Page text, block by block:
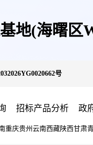
地(海曙区
号
招标产品分析 政
重庆贵州 云南西藏陕西甘肃